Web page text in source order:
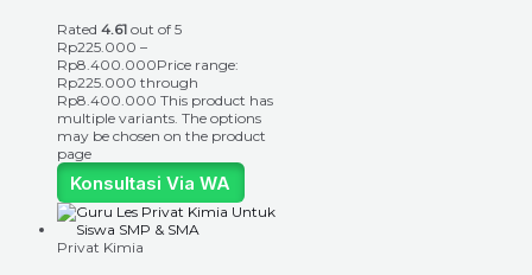
Rated 4.61 out of 5
Rp225.000 –
Rp8.400.000Price range:
Rp225.000 through
Rp8.400.000 This product has
multiple variants. The options
may be chosen on the product
page
Konsultasi Via WA
Privat Kimia